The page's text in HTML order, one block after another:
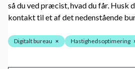
så du ved præcist, hvad du får. Husk
kontakt til et af det nedenstående
Digitalt bureau × Hastighedsoptimering